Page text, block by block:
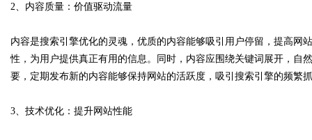
Bo
2、内容质量：价值驱动流量
内容是搜索引擎优化的灵魂，优质的内容能够吸引用户停留，提高网
性，为用户提供真正有用的信息。同时，内容应围绕关键词展开，自
要，定期发布新的内容能够保持网站的活跃度，吸引搜索引擎的频繁
3、技术优化：提升网站性能